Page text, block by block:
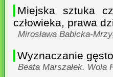
Miejska sztuka
człowieka, prawa
Mirosława Babicka-
Wyznaczanie
Beata Marszałek. Wola